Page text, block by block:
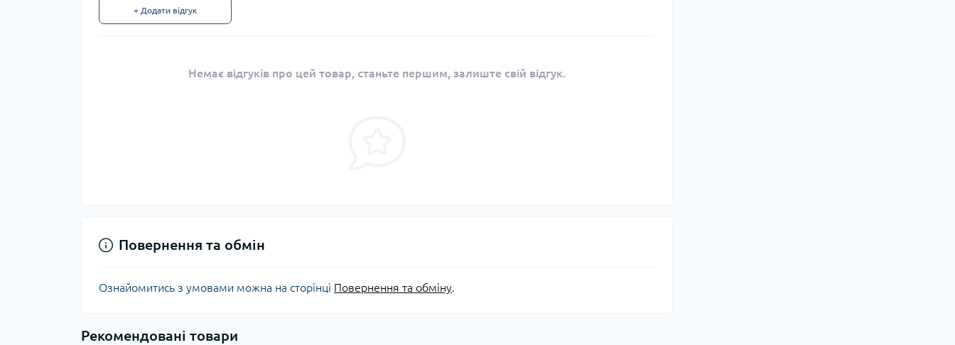
+ Додати відгук
Немає відгуків про цей товар, станьте першим, залиште свій відгук.
Повернення та обмін
Ознайомитись з умовами можна на сторінці Повернення та обміну.
Рекомендовані товари